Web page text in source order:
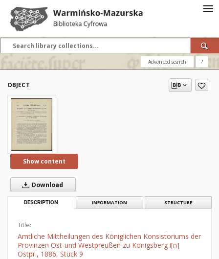
Advanced search ?
OBJECT
Show content
Download
DESCRIPTION INFORMATION STRUCTURE
Title:
Amtliche Mittheilungen des Königlichen Konsistoriums der
Provinzen Ost-und Westpreußen zu Königsberg i[n]
Ostpr., 1886, Stück 9